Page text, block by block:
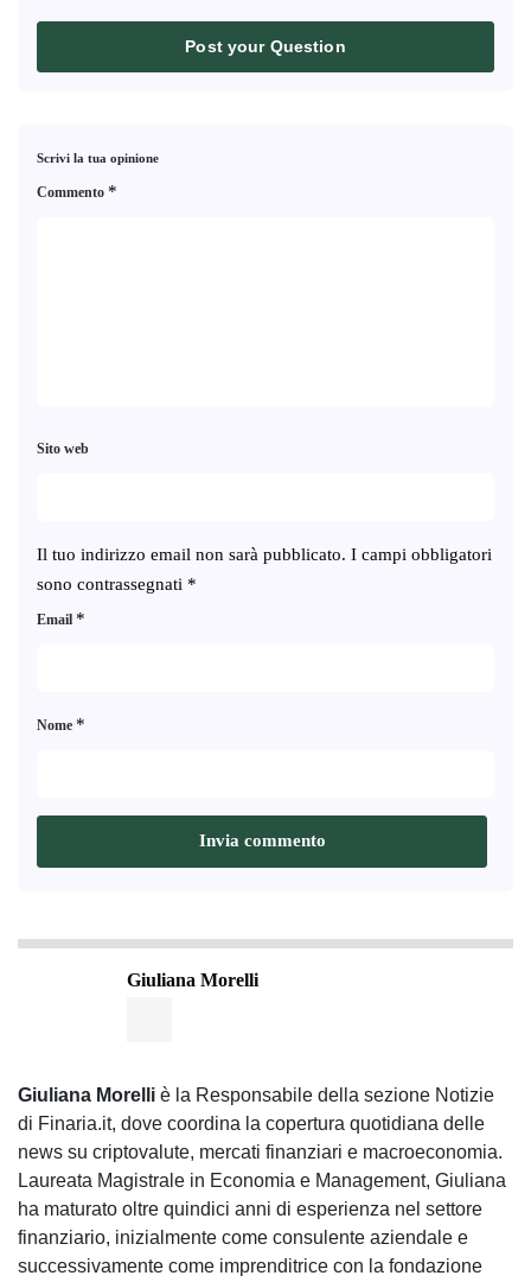
Post your Question
Scrivi la tua opinione
Il tuo indirizzo email non sarà pubblicato. I campi obbligatori
sono contrassegnati *
Commento *
Nome *
Email *
Sito web
Giuliana Morelli
Giuliana Morelli è la Responsabile della sezione Notizie
di Finaria.it, dove coordina la copertura quotidiana delle
news su criptovalute, mercati finanziari e macroeconomia.
Laureata Magistrale in Economia e Management, Giuliana
ha maturato oltre quindici anni di esperienza nel settore
finanziario, inizialmente come consulente aziendale e
successivamente come imprenditrice con la fondazione